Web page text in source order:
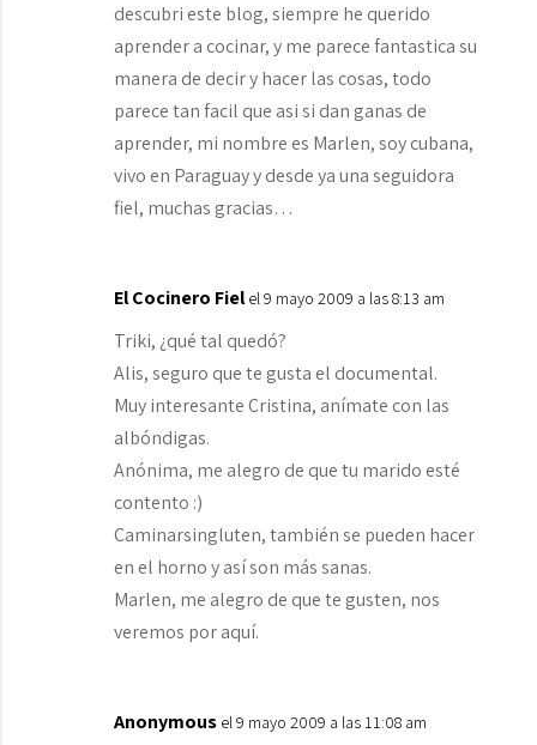
descubri este blog, siempre he querido
aprender a cocinar, y me parece fantastica su
manera de decir y hacer las cosas, todo
parece tan facil que asi si dan ganas de
aprender, mi nombre es Marlen, soy cubana,
vivo en Paraguay y desde ya una seguidora
fiel, muchas gracias…
El Cocinero Fiel el 9 mayo 2009 a las 8:13 am
Triki, ¿qué tal quedó?
Alis, seguro que te gusta el documental.
Muy interesante Cristina, anímate con las
albóndigas.
Anónima, me alegro de que tu marido esté
contento :)
Caminarsingluten, también se pueden hacer
en el horno y así son más sanas.
Marlen, me alegro de que te gusten, nos
veremos por aquí.
Anonymous el 9 mayo 2009 a las 11:08 am